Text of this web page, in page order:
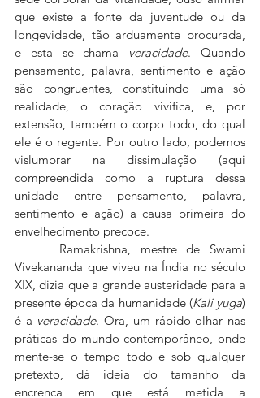
que existe a fonte da juventude ou da
longevidade, tão arduamente procurada,
e esta se chama veracidade. Quando
pensamento, palavra, sentimento e ação
são congruentes, constituindo uma só
realidade, o coração vivifica, e, por
extensão, também o corpo todo, do qual
ele é o regente. Por outro lado, podemos
vislumbrar na dissimulação (aqui
compreendida como a ruptura dessa
unidade entre pensamento, palavra,
sentimento e ação) a causa primeira do
envelhecimento precoce.
Vivekananda que viveu na Índia no século
XIX, dizia que a grande austeridade para a
presente época da humanidade (Kali yuga)
é a veracidade. Ora, um rápido olhar nas
práticas do mundo contemporâneo, onde
mente-se o tempo todo e sob qualquer
pretexto, dá ideia do tamanho da
encrenca em que está metida a